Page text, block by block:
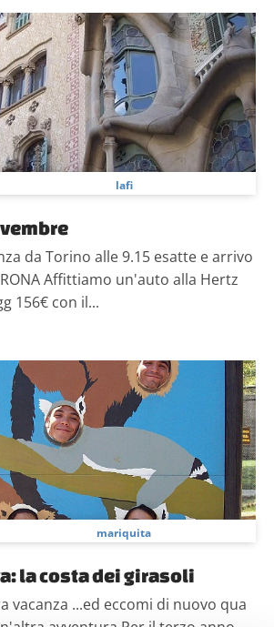
lafi
da Torino alle 9.15 esatte e arrivo
Affittiamo un'auto alla Hertz
156€ con il...
mariquita
la costa dei girasoli
vacanza ...ed eccomi di nuovo qua